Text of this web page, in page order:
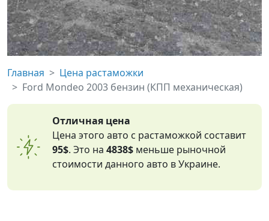
Главная
Цена растаможки
Ford Mondeo 2003 бензин (КПП механическая)
Отличная цена
Цена этого авто с растаможкой составит
95$. Это на4838$ меньше рыночной
стоимости данного авто в Украине.